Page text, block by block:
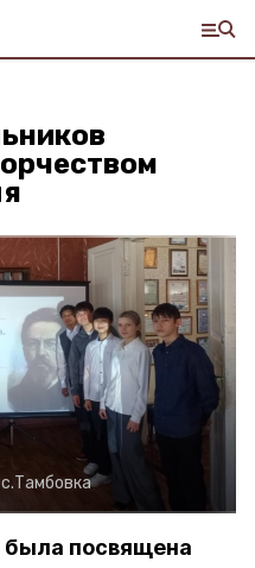
была посвящена